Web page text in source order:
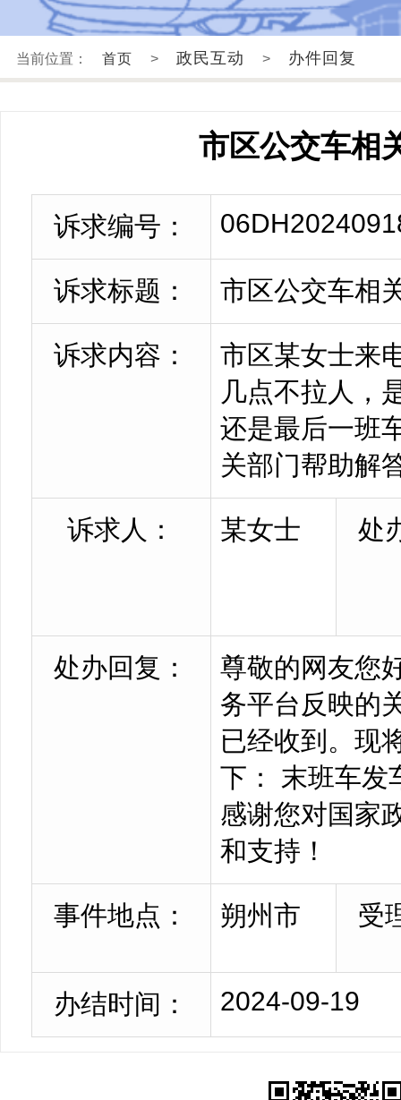
当前位置： 首页 > 政民互动 > 办件回复
市区公交车相
诉求编号：
诉求标题： 市区公交车相
诉求内容：
市区某女士来
几点不拉人，
还是最后一班
关部门帮助解
诉求人： 某女士 处
处办回复：
尊敬的网友您
务平台反映的
已经收到。现
下： 末班车发
感谢您对国家
和支持！
事件地点： 朔州市 受
办结时间： 2024-09-19